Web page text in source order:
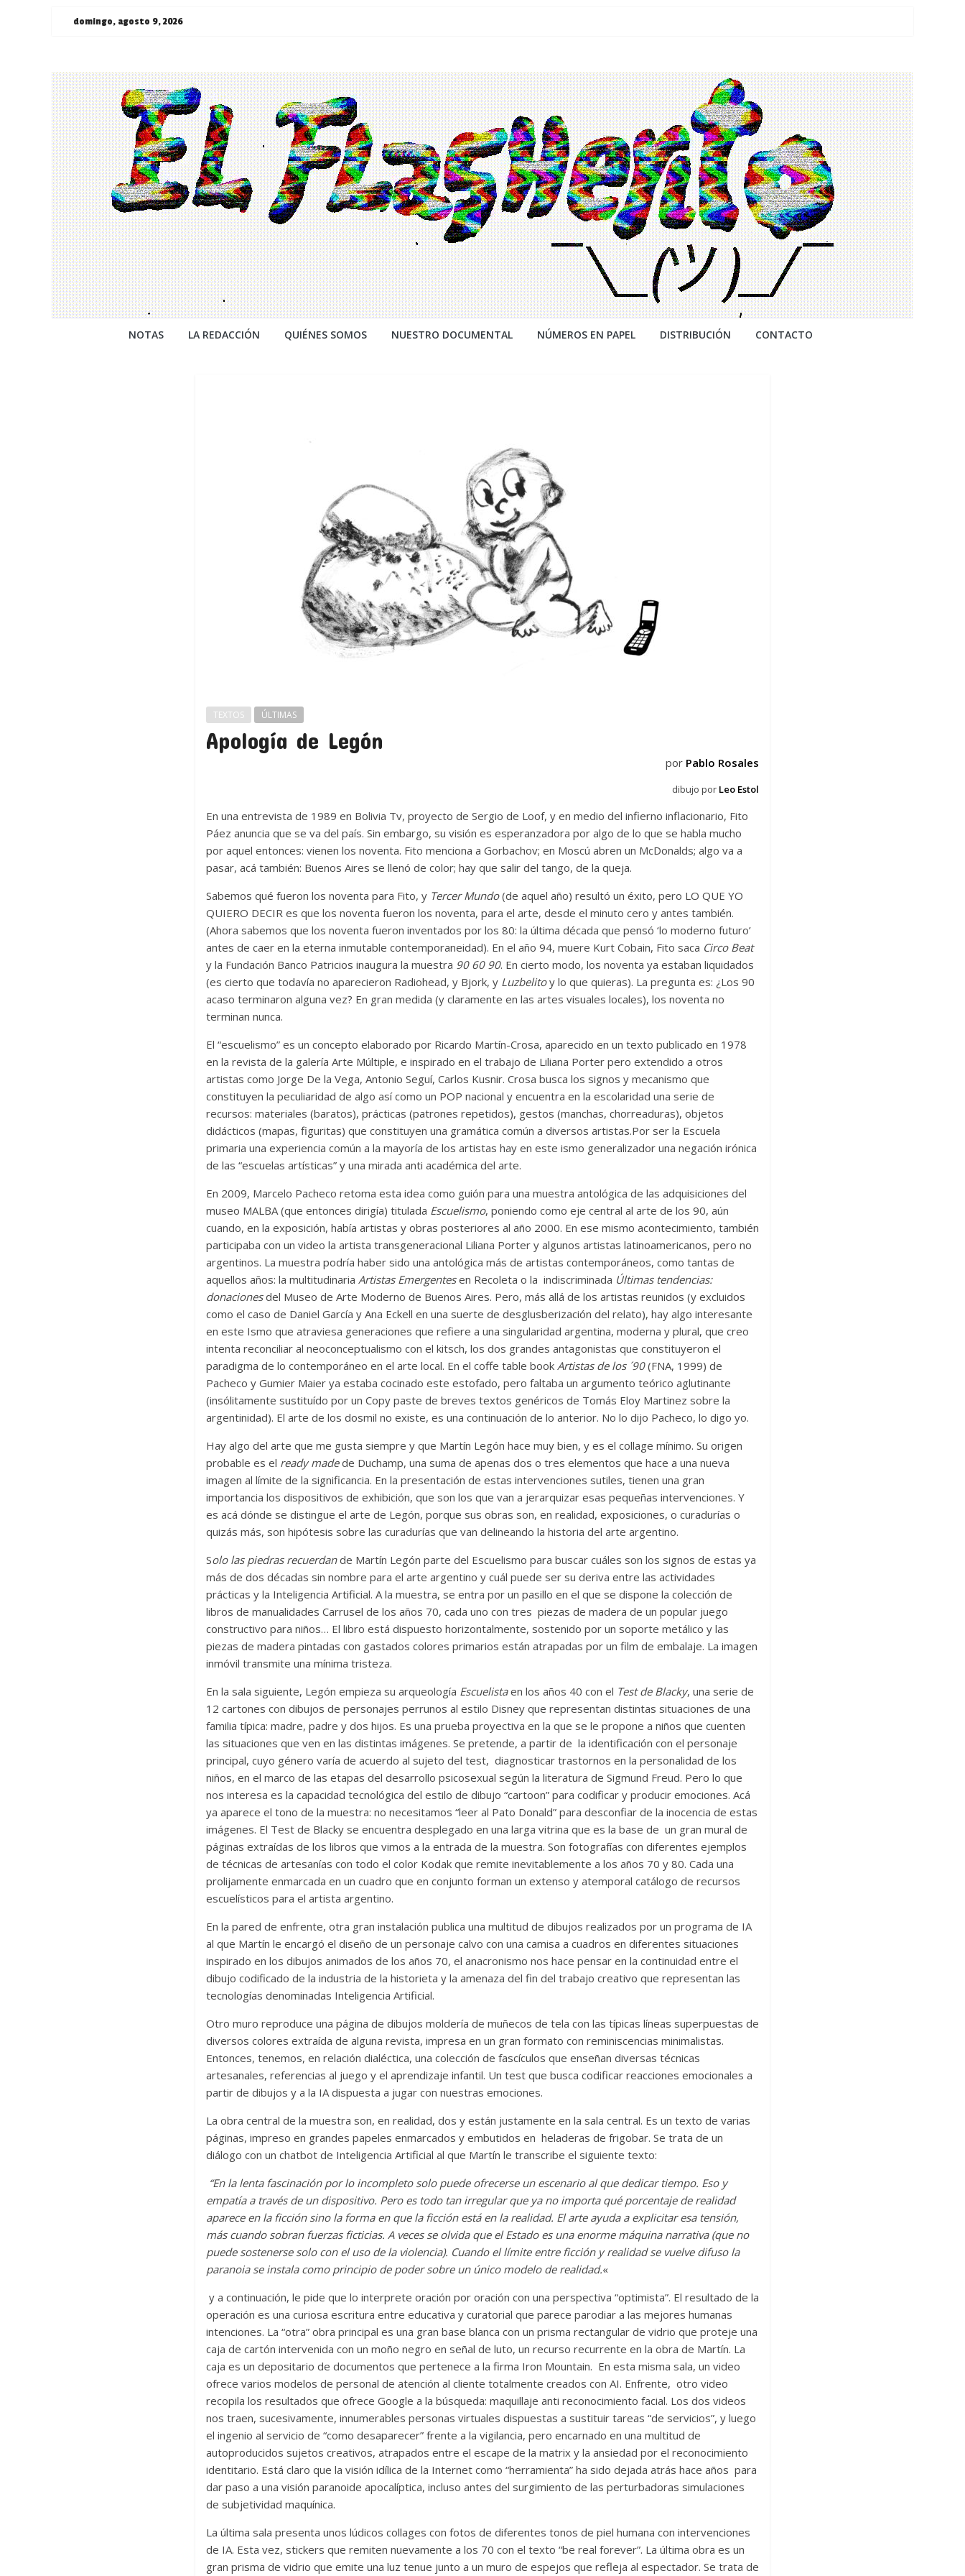
Saltardomingo, agosto 9, 2026
¯\_(ツ)_/
¯
NOTAS LA REDACCIÓN QUIÉNES SOMOS NUESTRO DOCUMENTAL NÚMEROS EN PAPEL DISTRIBUCIÓN CONTACTO
TEXTOS ÚLTIMAS
Apología de Legón
por Pablo Rosales
dibujo por Leo Estol
En una entrevista de 1989 en Bolivia Tv, proyecto de Sergio de Loof, y en medio del infierno inflacionario, Fito
Páez anuncia que se va del país. Sin embargo, su visión es esperanzadora por algo de lo que se habla mucho
por aquel entonces: vienen los noventa. Fito menciona a Gorbachov; en Moscú abren un McDonalds; algo va a
pasar, acá también: Buenos Aires se llenó de color; hay que salir del tango, de la queja.
Sabemos qué fueron los noventa para Fito, y Tercer Mundo(de aquel año) resultó un éxito, pero LO QUE YO
QUIERO DECIR es que los noventa fueron los noventa, para el arte, desde el minuto cero y antes también.
(Ahora sabemos que los noventa fueron inventados por los 80: la última década que pensó ‘lo moderno futuro’
antes de caer en la eterna inmutable contemporaneidad). En el año 94, muere Kurt Cobain, Fito saca Circo Beat
y la Fundación Banco Patricios inaugura la muestra 90 60 90. En cierto modo, los noventa ya estaban liquidados
(es cierto que todavía no aparecieron Radiohead, y Bjork, y Luzbelitoy lo que quieras). La pregunta es: ¿Los 90
acaso terminaron alguna vez? En gran medida (y claramente en las artes visuales locales), los noventa no
terminan nunca.
El “escuelismo” es un concepto elaborado por Ricardo Martín-Crosa, aparecido en un texto publicado en 1978
en la revista de la galería Arte Múltiple, e inspirado en el trabajo de Liliana Porter pero extendido a otros
artistas como Jorge De la Vega, Antonio Seguí, Carlos Kusnir. Crosa busca los signos y mecanismo que
constituyen la peculiaridad de algo así como un POP nacional y encuentra en la escolaridad una serie de
recursos: materiales (baratos), prácticas (patrones repetidos), gestos (manchas, chorreaduras), objetos
didácticos (mapas, figuritas) que constituyen una gramática común a diversos artistas.Por ser la Escuela
primaria una experiencia común a la mayoría de los artistas hay en este ismo generalizador una negación irónica
de las “escuelas artísticas” y una mirada anti académica del arte.
En 2009, Marcelo Pacheco retoma esta idea como guión para una muestra antológica de las adquisiciones del
museo MALBA (que entonces dirigía) titulada Escuelismo, poniendo como eje central al arte de los 90, aún
cuando, en la exposición, había artistas y obras posteriores al año 2000. En ese mismo acontecimiento, también
participaba con un video la artista transgeneracional Liliana Porter y algunos artistas latinoamericanos, pero no
argentinos. La muestra podría haber sido una antológica más de artistas contemporáneos, como tantas de
aquellos años: la multitudinaria Artistas Emergentesen Recoleta o la indiscriminada Últimas tendencias:
donacionesdel Museo de Arte Moderno de Buenos Aires. Pero, más allá de los artistas reunidos (y excluidos
como el caso de Daniel García y Ana Eckell en una suerte de desglusberización del relato), hay algo interesante
en este Ismo que atraviesa generaciones que refiere a una singularidad argentina, moderna y plural, que creo
intenta reconciliar al neoconceptualismo con el kitsch, los dos grandes antagonistas que constituyeron el
paradigma de lo contemporáneo en el arte local. En el coffe table book Artistas de los ´90(FNA, 1999) de
Pacheco y Gumier Maier ya estaba cocinado este estofado, pero faltaba un argumento teórico aglutinante
(insólitamente sustituído por un Copy paste de breves textos genéricos de Tomás Eloy Martinez sobre la
argentinidad). El arte de los dosmil no existe, es una continuación de lo anterior. No lo dijo Pacheco, lo digo yo.
Hay algo del arte que me gusta siempre y que Martín Legón hace muy bien, y es el collage mínimo. Su origen
probable es el ready madede Duchamp, una suma de apenas dos o tres elementos que hace a una nueva
imagen al límite de la significancia. En la presentación de estas intervenciones sutiles, tienen una gran
importancia los dispositivos de exhibición, que son los que van a jerarquizar esas pequeñas intervenciones. Y
es acá dónde se distingue el arte de Legón, porque sus obras son, en realidad, exposiciones, o curadurías o
quizás más, son hipótesis sobre las curadurías que van delineando la historia del arte argentino.
Solo las piedras recuerdande Martín Legón parte del Escuelismo para buscar cuáles son los signos de estas ya
más de dos décadas sin nombre para el arte argentino y cuál puede ser su deriva entre las actividades
prácticas y la Inteligencia Artificial. A la muestra, se entra por un pasillo en el que se dispone la colección de
libros de manualidades Carrusel de los años 70, cada uno con tres piezas de madera de un popular juego
constructivo para niños… El libro está dispuesto horizontalmente, sostenido por un soporte metálico y las
piezas de madera pintadas con gastados colores primarios están atrapadas por un film de embalaje. La imagen
inmóvil transmite una mínima tristeza.
En la sala siguiente, Legón empieza su arqueología Escuelistaen los años 40 con el Test de Blacky, una serie de
12 cartones con dibujos de personajes perrunos al estilo Disney que representan distintas situaciones de una
familia típica: madre, padre y dos hijos. Es una prueba proyectiva en la que se le propone a niños que cuenten
las situaciones que ven en las distintas imágenes. Se pretende, a partir de la identificación con el personaje
principal, cuyo género varía de acuerdo al sujeto del test, diagnosticar trastornos en la personalidad de los
niños, en el marco de las etapas del desarrollo psicosexual según la literatura de Sigmund Freud. Pero lo que
nos interesa es la capacidad tecnológica del estilo de dibujo “cartoon” para codificar y producir emociones. Acá
ya aparece el tono de la muestra: no necesitamos “leer al Pato Donald” para desconfiar de la inocencia de estas
imágenes. El Test de Blacky se encuentra desplegado en una larga vitrina que es la base de un gran mural de
páginas extraídas de los libros que vimos a la entrada de la muestra. Son fotografías con diferentes ejemplos
de técnicas de artesanías con todo el color Kodak que remite inevitablemente a los años 70 y 80. Cada una
prolijamente enmarcada en un cuadro que en conjunto forman un extenso y atemporal catálogo de recursos
escuelísticos para el artista argentino.
En la pared de enfrente, otra gran instalación publica una multitud de dibujos realizados por un programa de IA
al que Martín le encargó el diseño de un personaje calvo con una camisa a cuadros en diferentes situaciones
inspirado en los dibujos animados de los años 70, el anacronismo nos hace pensar en la continuidad entre el
dibujo codificado de la industria de la historieta y la amenaza del fin del trabajo creativo que representan las
tecnologías denominadas Inteligencia Artificial.
Otro muro reproduce una página de dibujos moldería de muñecos de tela con las típicas líneas superpuestas de
diversos colores extraída de alguna revista, impresa en un gran formato con reminiscencias minimalistas.
Entonces, tenemos, en relación dialéctica, una colección de fascículos que enseñan diversas técnicas
artesanales, referencias al juego y el aprendizaje infantil. Un test que busca codificar reacciones emocionales a
partir de dibujos y a la IA dispuesta a jugar con nuestras emociones.
La obra central de la muestra son, en realidad, dos y están justamente en la sala central. Es un texto de varias
páginas, impreso en grandes papeles enmarcados y embutidos en heladeras de frigobar. Se trata de un
diálogo con un chatbot de Inteligencia Artificial al que Martín le transcribe el siguiente texto:
“En la lenta fascinación por lo incompleto solo puede ofrecerse un escenario al que dedicar tiempo. Eso y
empatía a través de un dispositivo. Pero es todo tan irregular que ya no importa qué porcentaje de realidad
aparece en la ficción sino la forma en que la ficción está en la realidad. El arte ayuda a explicitar esa tensión,
más cuando sobran fuerzas ficticias. A veces se olvida que el Estado es una enorme máquina narrativa (que no
puede sostenerse solo con el uso de la violencia). Cuando el límite entre ficción y realidad se vuelve difuso la
paranoia se instala como principio de poder sobre un único modelo de realidad.«
y a continuación, le pide que lo interprete oración por oración con una perspectiva “optimista”. El resultado de la
operación es una curiosa escritura entre educativa y curatorial que parece parodiar a las mejores humanas
intenciones. La “otra” obra principal es una gran base blanca con un prisma rectangular de vidrio que proteje una
caja de cartón intervenida con un moño negro en señal de luto, un recurso recurrente en la obra de Martín. La
caja es un depositario de documentos que pertenece a la firma Iron Mountain. En esta misma sala, un video
ofrece varios modelos de personal de atención al cliente totalmente creados con AI. Enfrente, otro video
recopila los resultados que ofrece Google a la búsqueda: maquillaje anti reconocimiento facial. Los dos videos
nos traen, sucesivamente, innumerables personas virtuales dispuestas a sustituir tareas “de servicios”, y luego
el ingenio al servicio de “como desaparecer” frente a la vigilancia, pero encarnado en una multitud de
autoproducidos sujetos creativos, atrapados entre el escape de la matrix y la ansiedad por el reconocimiento
identitario. Está claro que la visión idílica de la Internet como “herramienta” ha sido dejada atrás hace años para
dar paso a una visión paranoide apocalíptica, incluso antes del surgimiento de las perturbadoras simulaciones
de subjetividad maquínica.
La última sala presenta unos lúdicos collages con fotos de diferentes tonos de piel humana con intervenciones
de IA. Esta vez, stickers que remiten nuevamente a los 70 con el texto “be real forever”. La última obra es un
gran prisma de vidrio que emite una luz tenue junto a un muro de espejos que refleja al espectador. Se trata de